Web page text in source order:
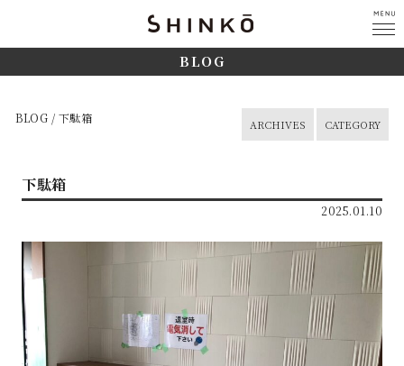
BLOG
BLOG / 下駄箱 CATEGORY
ARCHIVES
下駄箱
2025.01.10